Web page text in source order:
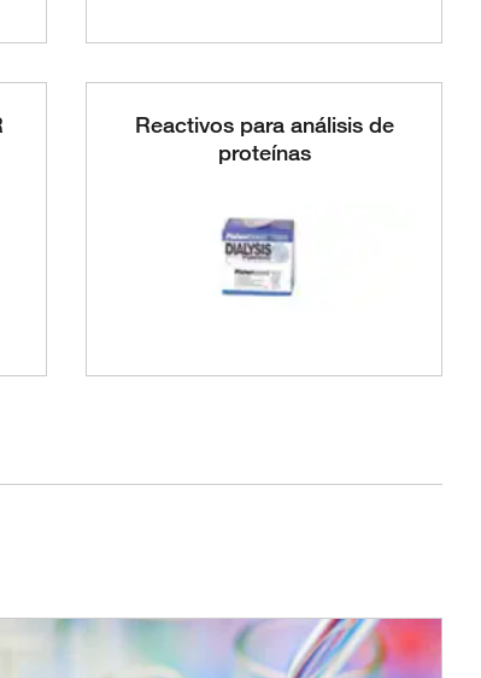
Reactivos para análisis de
proteínas